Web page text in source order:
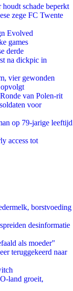
schade beperkt
zege FC Twente
Evolved
games
derde
na dickpic in
vier gewonden
van Polen-rit
voor
op 79-jarige leeftijd
access tot
borstvoeding
desinformatie
als moeder"
teruggekeerd naar
land groeit,